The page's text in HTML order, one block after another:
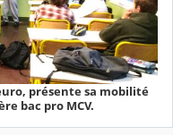
présente sa mobilité
bac pro MCV.